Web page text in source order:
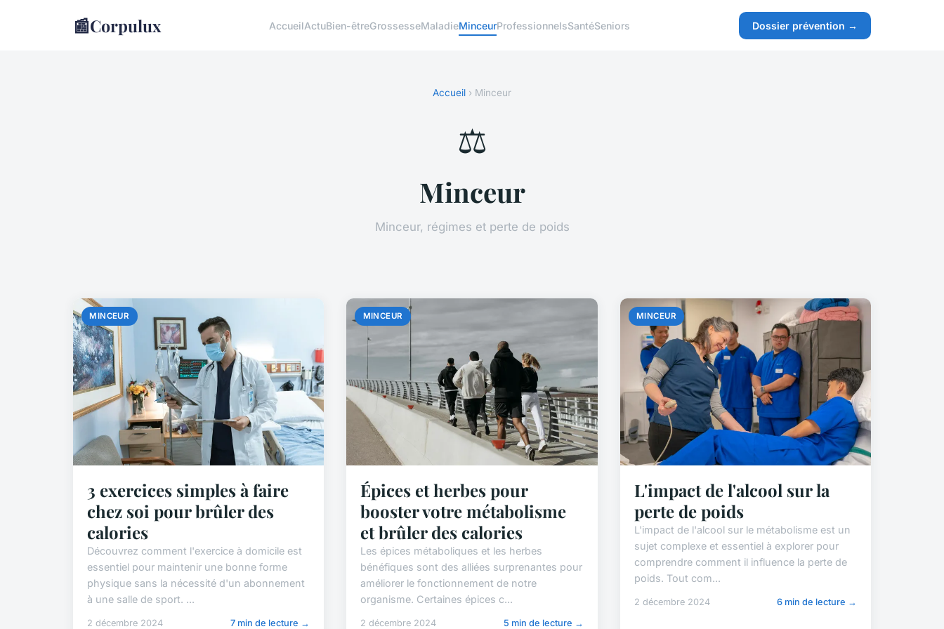
📰Corpulux AccueilActuBien-êtreGrossesseMaladieMinceurProfessionnelsSantéSeniors Dossier prévention →
Accueil › Minceur
⚖️
Minceur
Minceur, régimes et perte de poids
MINCEUR
3 exercices simples à faire
chez soi pour brûler des
calories
Découvrez comment l'exercice à domicile est
essentiel pour maintenir une bonne forme
physique sans la nécessité d'un abonnement
à une salle de sport. ...
2 décembre 2024 7 min de lecture →
MINCEUR
Épices et herbes pour
booster votre métabolisme
et brûler des calories
Les épices métaboliques et les herbes
bénéfiques sont des alliées surprenantes pour
améliorer le fonctionnement de notre
organisme. Certaines épices c...
2 décembre 2024 5 min de lecture →
MINCEUR
L'impact de l'alcool sur la
perte de poids
L'impact de l'alcool sur le métabolisme est un
sujet complexe et essentiel à explorer pour
comprendre comment il influence la perte de
poids. Tout com...
2 décembre 2024 6 min de lecture →